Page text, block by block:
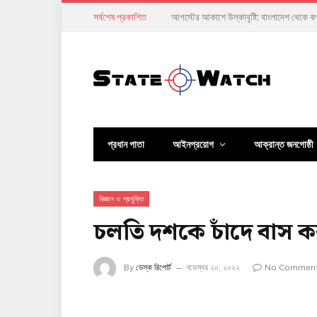
সর্বশেষ প্রকাশিত অর্থনীতি ঘুরে দাঁড়ানোর দাবি, কিন্তু সাধারণ
প্রধান পাতা আইনপ্রয়োগ আক্রান্ত জনগোষ্ঠী
বিজ্ঞান ও প্রযুক্তি
চলতি দশকে চাঁদে বাস
By ডেস্ক রিপোর্ট নভেম্বর ২০, ২০২২ No